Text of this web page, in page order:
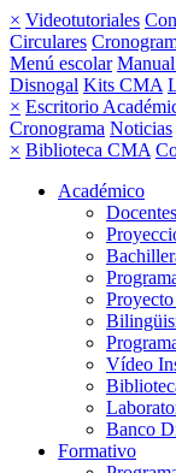
× Videotutoriales
Circulares
Menú escolar
Disnogal Kits CMA
× Escritorio
Cronograma Noticias
× Biblioteca CMA
Académico
Vídeo
Banco
Formativo